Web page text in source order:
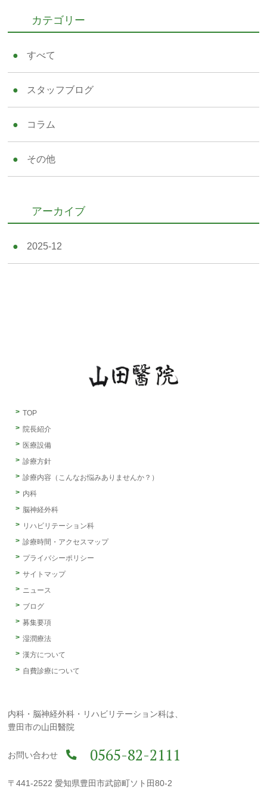
カテゴリー
すべて
スタッフブログ
コラム
その他
アーカイブ
2025-12
TOP
院長紹介
医療設備
診療方針
診療内容（こんなお悩みありませんか？）
内科
脳神経外科
リハビリテーション科
診療時間・アクセスマップ
プライバシーポリシー
サイトマップ
ニュース
ブログ
募集要項
湿潤療法
漢方について
自費診療について
内科・脳神経外科・リハビリテーション科は、
豊田市の山田醫院
お問い合わせ 0565-82-2111
〒441-2522 愛知県豊田市武節町ソト田80-2